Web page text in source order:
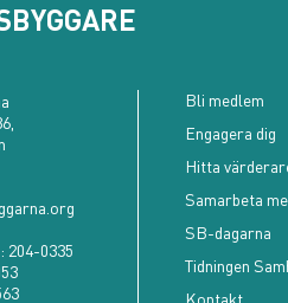
204-0335
Bli medlem
Engagera dig
Hitta
Samarbeta
SB-dagarna
Tidningen
Kontakt